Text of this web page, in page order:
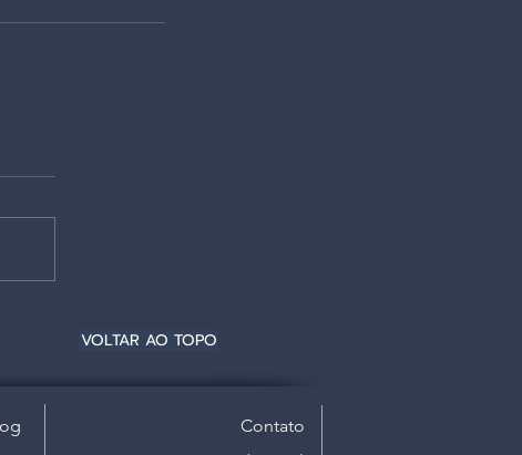
VOLTAR AO TOPO
Contato